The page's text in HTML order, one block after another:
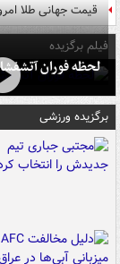
قیمت جهانی طلا امروز ۱۵
فیلم برگزیده
لحظه فوران
برگزیده ورزشی